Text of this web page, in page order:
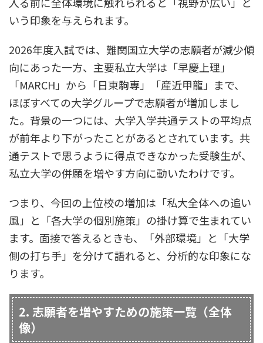
いう印象を与えられます。
2026年度入試では、難関国立大学の志願者が減少傾
向にあった一方、主要私立大学は「早慶上理」
「MARCH」から「日東駒専」「産近甲龍」まで、
ほぼすべての大学グループで志願者が増加しまし
た。背景の一つには、大学入学共通テストの平均点
が前年より下がったことがあるとされています。共
通テストで思うように得点できなかった受験生が、
私立大学の併願を増やす方向に動いたわけです。
つまり、今回の上位校の増加は「私大全体への追い
風」と「各大学の個別施策」の掛け算で生まれてい
ます。面接で答えるときも、「外部環境」と「大学
側の打ち手」を分けて語れると、分析的な印象にな
ります。
2. 志願者を増やすための施策一覧（全体
像）